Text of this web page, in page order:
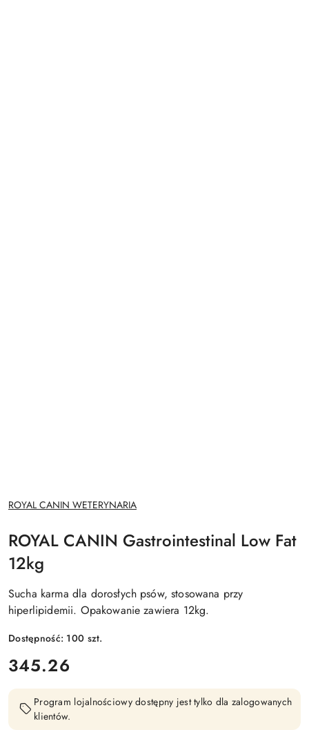
NAZWA
PRODUCENTA:
ROYAL CANIN WETERYNARIA
ROYAL CANIN Gastrointestinal Low Fat
12kg
Sucha karma dla dorosłych psów, stosowana przy
hiperlipidemii. Opakowanie zawiera 12kg.
Dostępność: 100 szt.
cena:
345.26
Program lojalnościowy dostępny jest tylko dla zalogowanych
klientów.